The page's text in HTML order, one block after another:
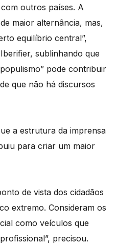
outros países. A
maior alternância, mas,
equilíbrio central”,
sublinhando que
pode contribuir
que não há discursos
a estrutura da imprensa
para criar um maior
de vista dos cidadãos
extremo. Consideram os
como veículos que
precisou.